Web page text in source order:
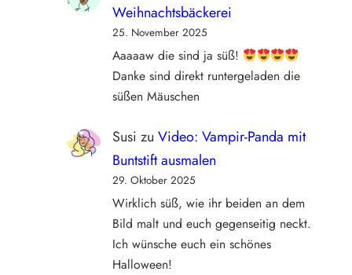
Weihnachtsbäckerei
25. November 2025
Aaaaaw die sind ja süß!
Danke sind direkt runtergeladen die
süßen Mäuschen
Susi zu Video: Vampir-Panda mit
Buntstift ausmalen
29. Oktober 2025
Wirklich süß, wie ihr beiden an dem
Bild malt und euch gegenseitig neckt.
Ich wünsche euch ein schönes
Halloween!